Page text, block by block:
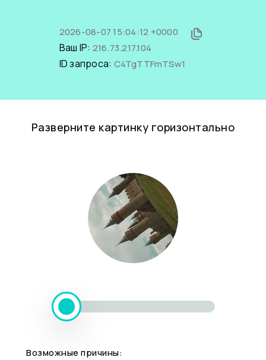
2026-08-07 15:04:12 +0000
Ваш IP: 216.73.217.104
ID запроса: C4TgTTFmTSw1
Разверните картинку горизонтально
Возможные причины: